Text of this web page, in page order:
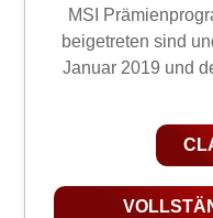
MSI
beigetreten sind
Januar 2019 und